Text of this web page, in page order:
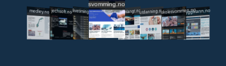
medley.no jechsoft.nolivetiming.medley.no
svomming.no
svomlangt.noutdanning.svomming.no
skolesvommen.notryggivann.no